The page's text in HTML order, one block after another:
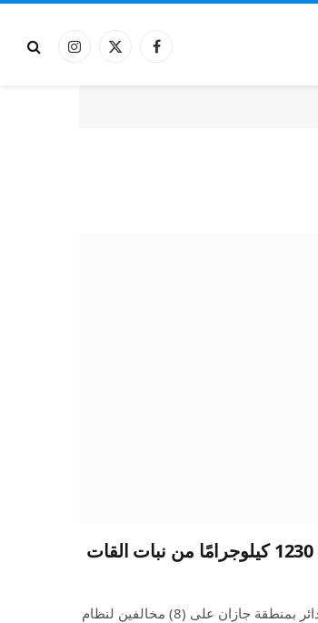
فيسبوكX
الانستغرام
قبضت الدوريات البرية لحرس الحدود في قطاع الدائر بمنطقة جازان على (8) مخالفين لنظام